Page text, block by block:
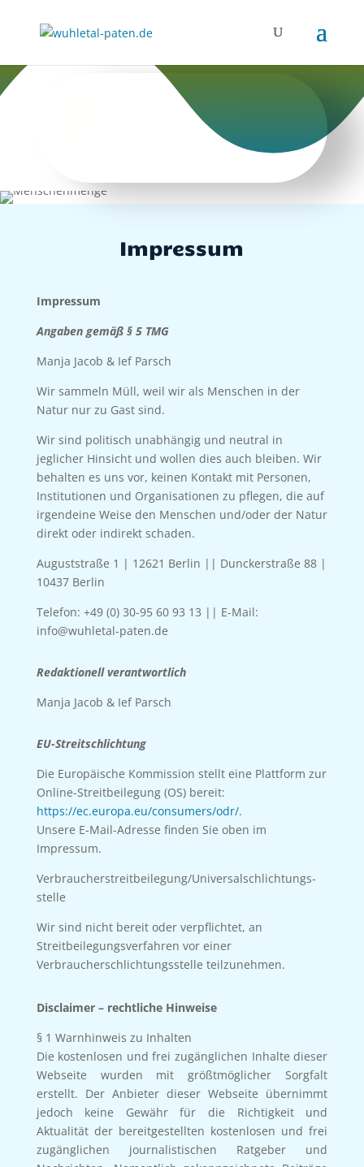
Impressum
Impressum
Angaben gemäß § 5 TMG
Manja Jacob & Ief Parsch
Wir sammeln Müll, weil wir als Menschen in der
Natur nur zu Gast sind.
Wir sind politisch unabhängig und neutral in
jeglicher Hinsicht und wollen dies auch bleiben. Wir
behalten es uns vor, keinen Kontakt mit Personen,
Institutionen und Organisationen zu pflegen, die auf
irgendeine Weise den Menschen und/oder der Natur
direkt oder indirekt schaden.
Auguststraße 1 | 12621 Berlin || Dunckerstraße 88 |
10437 Berlin
Telefon: +49 (0) 30-95 60 93 13 || E-Mail:
info@wuhletal-paten.de
Redaktionell verantwortlich
Manja Jacob & Ief Parsch
EU-Streitschlichtung
Die Europäische Kommission stellt eine Plattform zur
Online-Streitbeilegung (OS) bereit:
https://ec.europa.eu/consumers/odr/.
Unsere E-Mail-Adresse finden Sie oben im
Impressum.
Verbraucher­streit­beilegung/Universal­schlichtungs­
stelle
Wir sind nicht bereit oder verpflichtet, an
Streitbeilegungsverfahren vor einer
Verbraucherschlichtungsstelle teilzunehmen.
Disclaimer – rechtliche Hinweise
§ 1 Warnhinweis zu Inhalten
Die kostenlosen und frei zugänglichen Inhalte dieser
Webseite wurden mit größtmöglicher Sorgfalt
erstellt. Der Anbieter dieser Webseite übernimmt
jedoch keine Gewähr für die Richtigkeit und
Aktualität der bereitgestellten kostenlosen und frei
zugänglichen journalistischen Ratgeber und